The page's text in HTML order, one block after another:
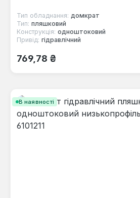
Тип обладнання: домкрат
Тип: пляшковий
Конструкція: одноштоковий
Привід: гідравлічний
Звичайна ціна:
769,78 ₴
В наявності